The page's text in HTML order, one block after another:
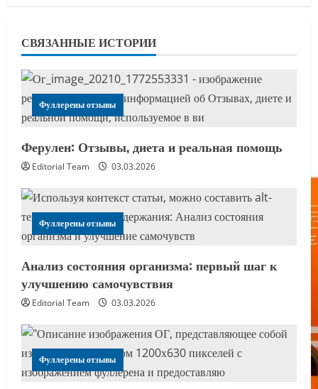
СВЯЗАННЫЕ ИСТОРИИ
Фуллерены отзывы
Ферулен: Отзывы, диета и реальная помощь
Editorial Team 03.03.2026
Фуллерены отзывы
Анализ состояния организма: первый шаг к
улучшению самочувствия
Editorial Team 03.03.2026
Фуллерены отзывы